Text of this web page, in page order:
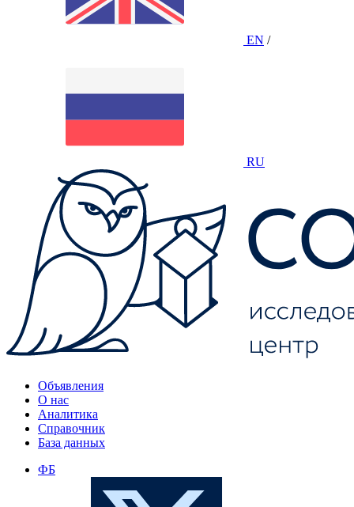
EN /
RU
Объявления
О нас
Аналитика
Справочник
База данных
ФБ